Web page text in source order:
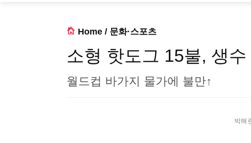
Home / 문화·스포츠
소형 핫도그 15불, 생수
월드컵 바가지 물가에 불만↑
박해